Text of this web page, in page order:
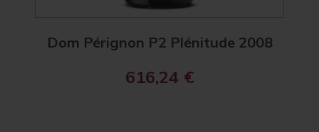
Dom Pérignon P2 Plénitude 2008
616,24 €